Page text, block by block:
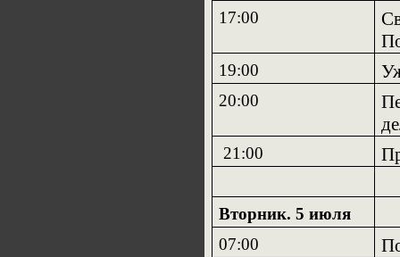
17:00
19:00
20:00
21:00
Вторник. 5 июля
07:00